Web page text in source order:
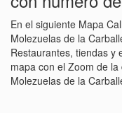
En el siguiente Mapa
Molezuelas de la
Restaurantes, tiendas y
mapa con el Zoom de
Molezuelas de la